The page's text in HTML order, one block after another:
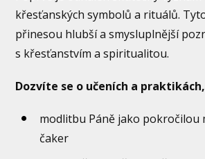
křesťanských symbolů a rituálů.
přinesou hlubší a smysluplnější
s křesťanstvím a spiritualitou.
Dozvíte se o učeních a
modlitbu Páně jako pokročilou
čaker